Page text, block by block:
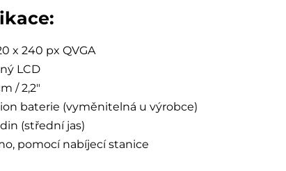
x 240 px QVGA
LCD
/ 2,2"
baterie (vyměnitelná u výrobce)
(střední jas)
pomocí nabíjecí stanice